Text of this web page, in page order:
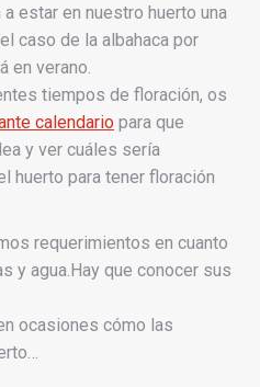
estar en nuestro huerto una
caso de la albahaca por
en verano.
tiempos de floración, os
calendario para que
y ver cuáles sería
huerto para tener floración
requerimientos en cuanto
y agua.Hay que conocer sus
ocasiones cómo las